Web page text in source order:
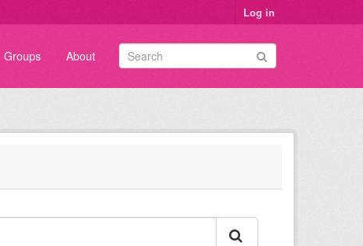
Log in
Groups About